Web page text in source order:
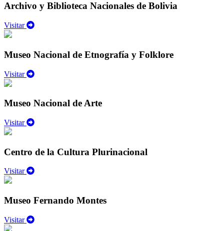
Archivo y Biblioteca Nacionales de Bolivia
Visitar
Museo Nacional de Etnografía y Folklore
Visitar
Museo Nacional de Arte
Visitar
Centro de la Cultura Plurinacional
Visitar
Museo Fernando Montes
Visitar